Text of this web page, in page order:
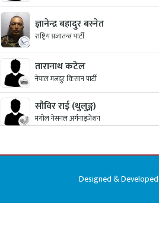
ज्ञानेन्द्र बहादुर बस्नेत
राष्ट्रिय प्रजातन्त्र पार्टी
तारानाथ कटेल
नेपाल मजदुर किसान पार्टी
सौविर राई (थुलुङ्ग)
मंगोल नेसनल अर्गनाइजेशन
Designed &